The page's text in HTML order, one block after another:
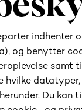
(OBS - GDPR)
Ubrugt
Forklaring:
rabatkode er
brugt. (OBS -
Abonnement
Forklaring: